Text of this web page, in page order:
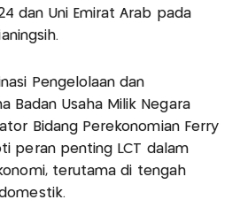
dan Uni Emirat Arab pada
Pengelolaan dan
Badan Usaha Milik Negara
Bidang Perekonomian Ferry
peran penting LCT dalam
terutama di tengah